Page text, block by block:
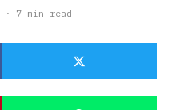
· 7 min read